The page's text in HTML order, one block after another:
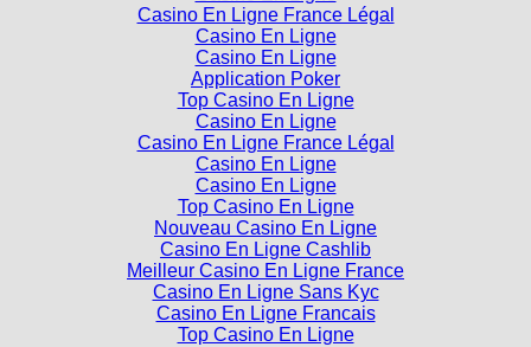
Casino En Ligne France Légal
Casino En Ligne
Casino En Ligne
Application Poker
Top Casino En Ligne
Casino En Ligne
Casino En Ligne France Légal
Casino En Ligne
Casino En Ligne
Top Casino En Ligne
Nouveau Casino En Ligne
Casino En Ligne Cashlib
Meilleur Casino En Ligne France
Casino En Ligne Sans Kyc
Casino En Ligne Francais
Top Casino En Ligne